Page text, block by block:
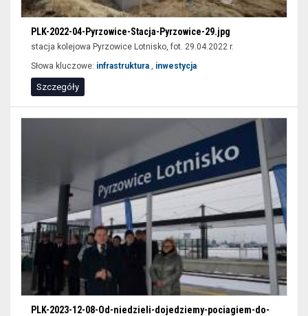
PLK-2022-04-Pyrzowice-Stacja-Pyrzowice-29.jpg
stacja kolejowa Pyrzowice Lotnisko, fot. 29.04.2022 r.
Słowa kluczowe: infrastruktura , inwestycja
Szczegóły
PLK-2023-12-08-Od-niedzieli-dojedziemy-pociagiem-do-